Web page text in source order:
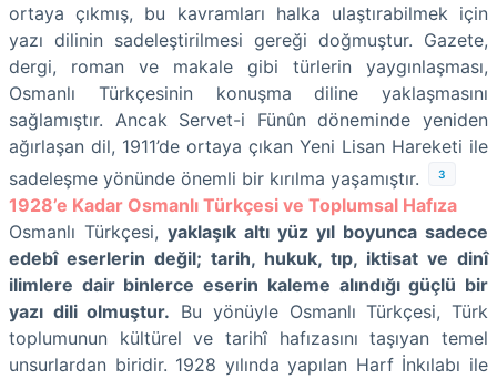
ortaya çıkmış, bu kavramları halka ulaştırabilmek için
yazı dilinin sadeleştirilmesi gereği doğmuştur. Gazete,
dergi, roman ve makale gibi türlerin yaygınlaşması,
Osmanlı Türkçesinin konuşma diline yaklaşmasını
sağlamıştır. Ancak Servet-i Fünûn döneminde yeniden
ağırlaşan dil, 1911’de ortaya çıkan Yeni Lisan Hareketi ile
sadeleşme yönünde önemli bir kırılma yaşamıştır.
3
1928’e Kadar Osmanlı Türkçesi ve Toplumsal Hafıza
Osmanlı Türkçesi, yaklaşık altı yüz yıl boyunca sadece
edebî eserlerin değil; tarih, hukuk, tıp, iktisat ve dinî
ilimlere dair binlerce eserin kaleme alındığı güçlü bir
yazı dili olmuştur. Bu yönüyle Osmanlı Türkçesi, Türk
toplumunun kültürel ve tarihî hafızasını taşıyan temel
unsurlardan biridir. 1928 yılında yapılan Harf İnkılabı ile